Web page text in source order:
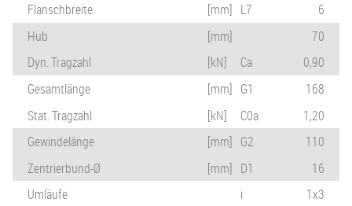
Flanschbreite
[mm] L7
6
Hub
[mm]
70
Dyn. Tragzahl
[kN] Ca
0,90
Gesamtlänge
[mm] G1
168
Stat. Tragzahl
[kN] C0a
1,20
Gewindelänge
[mm] G2
110
Zentrierbund-Ø
[mm] D1
16
Umläufe
i
1x3